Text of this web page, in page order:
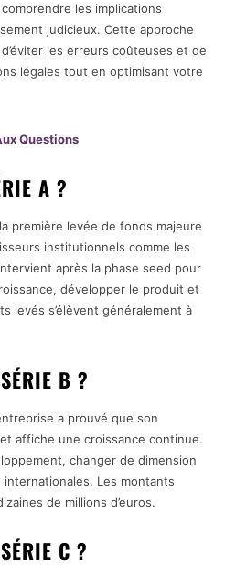
les implications
judicieux. Cette approche
les erreurs coûteuses et de
légales tout en optimisant votre
Questions
A ?
première levée de fonds majeure
institutionnels comme les
après la phase seed pour
développer le produit et
levés s’élèvent généralement à
SÉRIE B ?
a prouvé que son
affiche une croissance continue.
changer de dimension
Les montants
de millions d’euros.
C ?